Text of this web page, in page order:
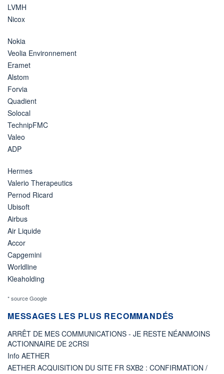
LVMH
Nicox
Nokia
Veolia Environnement
Eramet
Alstom
Forvia
Quadient
Solocal
TechnipFMC
Valeo
ADP
Hermes
Valerio Therapeutics
Pernod Ricard
Ubisoft
Airbus
Air Liquide
Accor
Capgemini
Worldline
Kleaholding
* source Google
MESSAGES LES PLUS RECOMMANDÉS
ARRÊT DE MES COMMUNICATIONS - JE RESTE NÉANMOINS
ACTIONNAIRE DE 2CRSI
Info AETHER
AETHER ACQUISITION DU SITE FR SXB2 : CONFIRMATION /